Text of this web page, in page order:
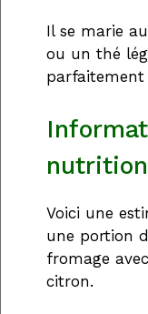
Il se marie
ou un thé
parfaitement
Voici une
une portion
fromage
citron.